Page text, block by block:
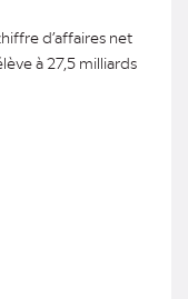
d’affaires net
à 27,5 milliards